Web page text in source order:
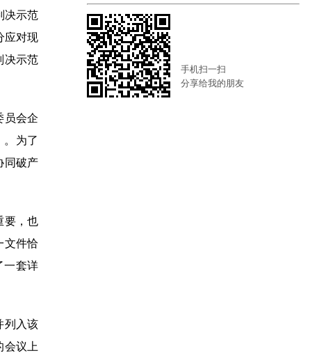
决示范
应对现
决示范
员会企
。为了
同破产
要，也
文件恰
一套详
列入该
会议上
手机扫一扫
分享给我的朋友